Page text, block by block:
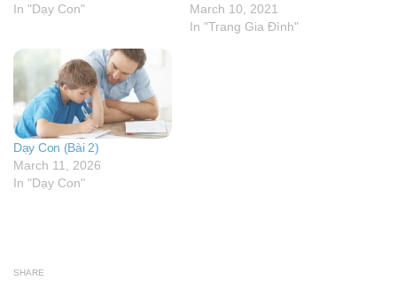
In "Dạy Con"
March 10, 2021
In "Trang Gia Đình"
Dạy Con (Bài 2)
March 11, 2026
In "Dạy Con"
SHARE